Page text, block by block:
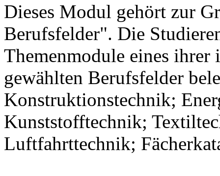
Dieses Modul gehört zur
Berufsfelder". Die
Themenmodule eines ihrer
gewählten Berufsfelder
Konstruktionstechnik;
Kunststofftechnik;
Luftfahrttechnik;